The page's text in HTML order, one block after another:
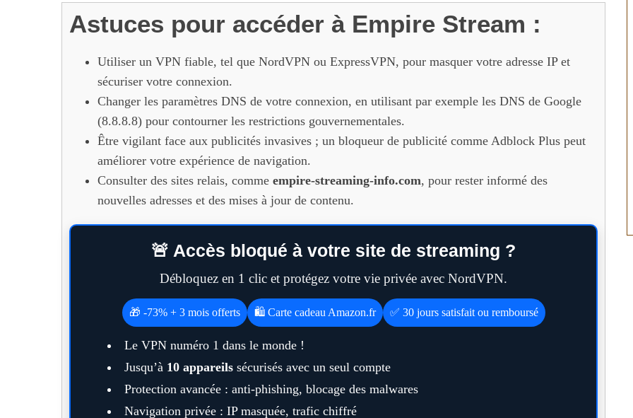
Astuces pour accéder à Empire Stream :
Utiliser un VPN fiable, tel que NordVPN ou ExpressVPN, pour masquer votre adresse IP et
sécuriser votre connexion.
Changer les paramètres DNS de votre connexion, en utilisant par exemple les DNS de Google
(8.8.8.8) pour contourner les restrictions gouvernementales.
Être vigilant face aux publicités invasives ; un bloqueur de publicité comme Adblock Plus peut
améliorer votre expérience de navigation.
Consulter des sites relais, comme empire-streaming-info.com, pour rester informé des
nouvelles adresses et des mises à jour de contenu.
🚨 Accès bloqué à votre site de streaming ?
Débloquez en 1 clic et protégez votre vie privée avec NordVPN.
🎁 -73% + 3 mois offerts 🛍️ Carte cadeau Amazon.fr ✅ 30 jours satisfait ou remboursé
Le VPN numéro 1 dans le monde !
Jusqu’à 10 appareils sécurisés avec un seul compte
Protection avancée : anti-phishing, blocage des malwares
Navigation privée : IP masquée, trafic chiffré